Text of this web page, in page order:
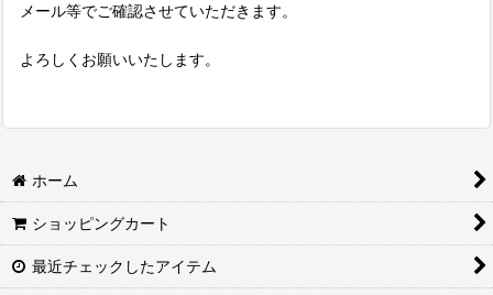
メール等でご確認させていただきます。
よろしくお願いいたします。
ホーム
ショッピングカート
最近チェックしたアイテム